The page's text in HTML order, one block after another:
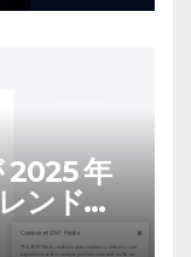
2025 年
ンドに |